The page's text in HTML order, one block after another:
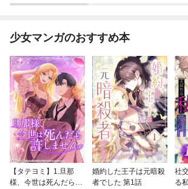
『
少女マンガのおすすめ本
【タテヨミ】1.旦那
様、今世は死んだら許
婚約した王子は元暗殺
者でした 第1話
社
る